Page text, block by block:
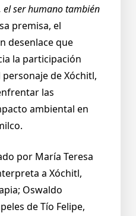
el ser humano también
premisa, el
desenlace que
la participación
de Xóchitl,
las
ambiental en
por María Teresa
a Xóchitl,
Oswaldo
de Tío Felipe,